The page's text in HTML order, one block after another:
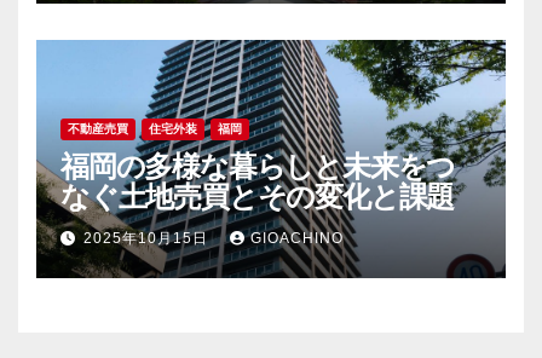
不動産売買 住宅外装 福岡
福岡の多様な暮らしと未来をつ
なぐ土地売買とその変化と課題
2025年10月15日 GIOACHINO